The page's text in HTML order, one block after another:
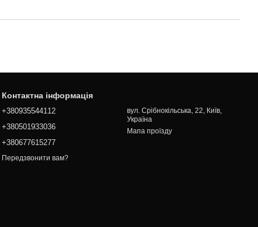
Контактна інформація
+380935544112
+380501933036
+380677615277
Передзвонити вам?
вул. Срібнокільська, 22, Київ,
Україна
Мапа проїзду